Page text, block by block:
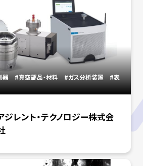
器 #真空部品・材料 #ガス分析装置
#表
ジレント・テクノロジー株式会